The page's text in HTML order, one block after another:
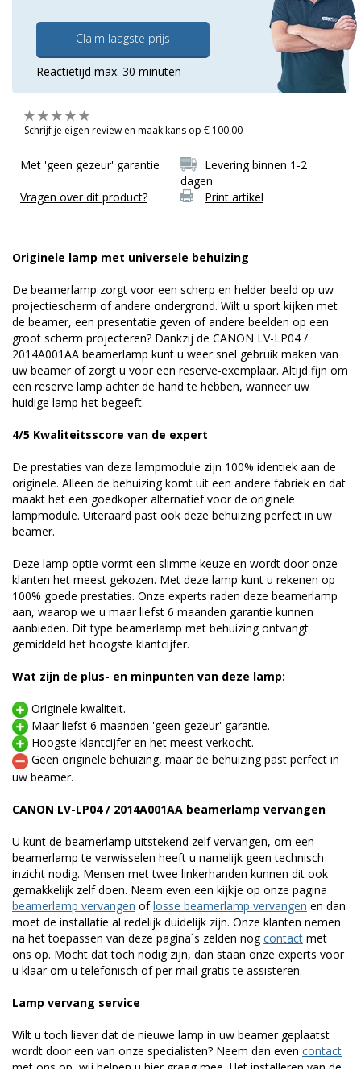
Claim laagste prijs
Reactietijd max. 30 minuten
Schrijf je eigen review en maak kans op € 100,00
Met 'geen gezeur' garantie
Levering binnen 1-2
dagen
Vragen over dit product?
Print artikel
Originele lamp met universele behuizing
De beamerlamp zorgt voor een scherp en helder beeld op uw
projectiescherm of andere ondergrond. Wilt u sport kijken met
de beamer, een presentatie geven of andere beelden op een
groot scherm projecteren? Dankzij de CANON LV-LP04 /
2014A001AA beamerlamp kunt u weer snel gebruik maken van
uw beamer of zorgt u voor een reserve-exemplaar. Altijd fijn om
een reserve lamp achter de hand te hebben, wanneer uw
huidige lamp het begeeft.
4/5 Kwaliteitsscore van de expert
De prestaties van deze lampmodule zijn 100% identiek aan de
originele. Alleen de behuizing komt uit een andere fabriek en dat
maakt het een goedkoper alternatief voor de originele
lampmodule. Uiteraard past ook deze behuizing perfect in uw
beamer.
Deze lamp optie vormt een slimme keuze en wordt door onze
klanten het meest gekozen. Met deze lamp kunt u rekenen op
100% goede prestaties. Onze experts raden deze beamerlamp
aan, waarop we u maar liefst 6 maanden garantie kunnen
aanbieden. Dit type beamerlamp met behuizing ontvangt
gemiddeld het hoogste klantcijfer.
Wat zijn de plus- en minpunten van deze lamp:
Originele kwaliteit.
Maar liefst 6 maanden 'geen gezeur' garantie.
Hoogste klantcijfer en het meest verkocht.
Geen originele behuizing, maar de behuizing past perfect in
uw beamer.
CANON LV-LP04 / 2014A001AA beamerlamp vervangen
U kunt de beamerlamp uitstekend zelf vervangen, om een
beamerlamp te verwisselen heeft u namelijk geen technisch
inzicht nodig. Mensen met twee linkerhanden kunnen dit ook
gemakkelijk zelf doen. Neem even een kijkje op onze pagina
beamerlamp vervangen oflosse beamerlamp vervangen en dan
moet de installatie al redelijk duidelijk zijn. Onze klanten nemen
na het toepassen van deze pagina´s zelden nogcontact met
ons op. Mocht dat toch nodig zijn, dan staan onze experts voor
u klaar om u telefonisch of per mail gratis te assisteren.
Lamp vervang service
Wilt u toch liever dat de nieuwe lamp in uw beamer geplaatst
wordt door een van onze specialisten? Neem dan even contact